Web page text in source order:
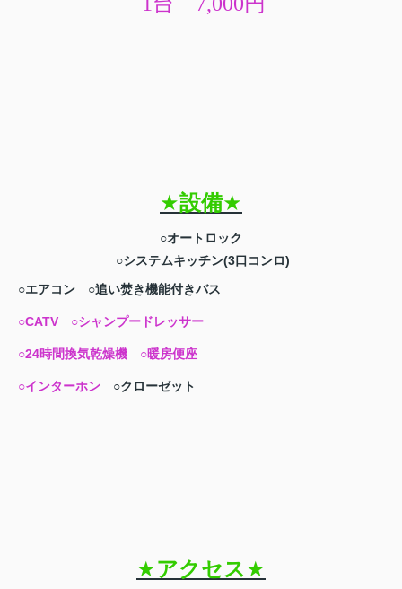
★設備★
○オートロック
○システムキッチン(3口コンロ)
○エアコン ○追い焚き機能付きバス
○CATV ○シャンプードレッサー
○24時間換気乾燥機 ○暖房便座
○インターホン ○クローゼット
★アクセス★